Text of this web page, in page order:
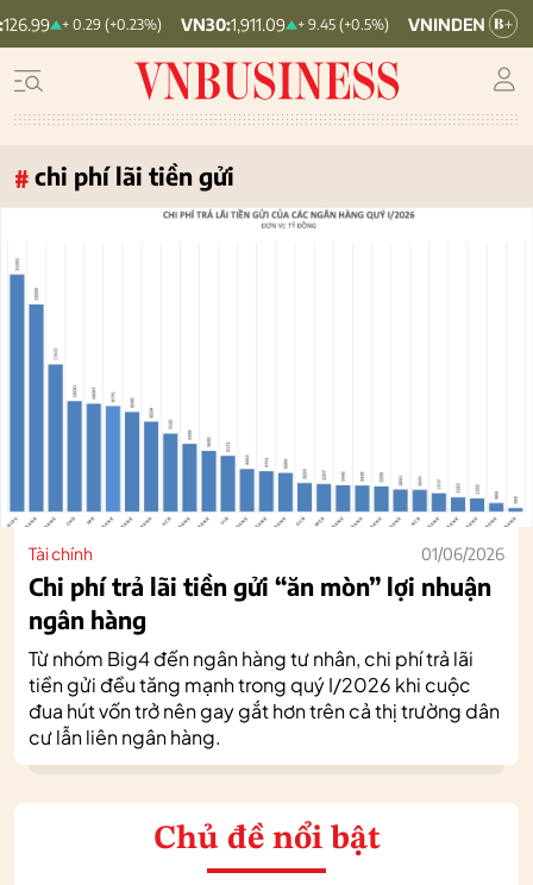
+ 0.29 (+0.23%) VN30:1,911.09 + 9.45 (+0.5%) VNINDEX:1,768.06
# chi phí lãi tiền gửi
Tài chính 01/06/2026
Chi phí trả lãi tiền gửi “ăn mòn” lợi nhuận
ngân hàng
Từ nhóm Big4 đến ngân hàng tư nhân, chi phí trả lãi
tiền gửi đều tăng mạnh trong quý I/2026 khi cuộc
đua hút vốn trở nên gay gắt hơn trên cả thị trường dân
cư lẫn liên ngân hàng.
Chủ đề nổi bật